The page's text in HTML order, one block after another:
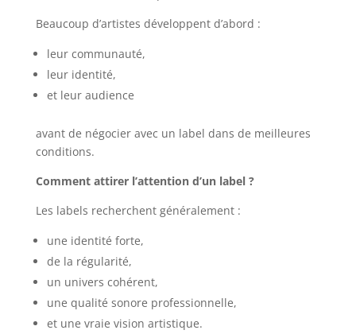
Beaucoup d’artistes développent d’abord :
leur communauté,
leur identité,
et leur audience
avant de négocier avec un label dans de meilleures
conditions.
Comment attirer l’attention d’un label ?
Les labels recherchent généralement :
une identité forte,
de la régularité,
un univers cohérent,
une qualité sonore professionnelle,
et une vraie vision artistique.